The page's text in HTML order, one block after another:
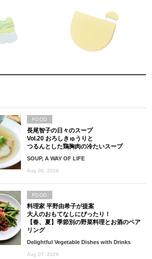
長尾智子の日々のスープ
Vol.20 おろしきゅうりと
つるんとした鶏胸肉の冷たいスープ
SOUP, A WAY OF LIFE
Aug 08, 2026
FOOD
料理家 平野由希子が提案
大人のおもてなしにぴったり！
【春、夏】季節別の野菜料理とお酒のペア
リング
Delightful Vegetable Dishes with Drinks
Aug 07, 2026
FOOD